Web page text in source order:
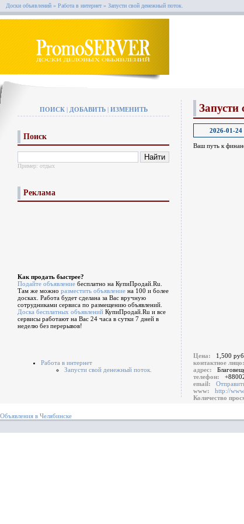
Доски объявлений » Работа в интернет» Запусти свой денежный поток.
ПОИСК| ДОБАВИТЬ| ИЗМЕНИТЬ
Поиск
Пример: отдых
Реклама
Как продать быстрее?
Подайте объявление бесплатно на КупиПродай.Ru.
Там же можно разместить объявление на 100 и более
досках. Работа будет сделана за Вас вручную
сотрудниками сервиса по размещению объявлений.
Доска бесплатных объявлений КупиПродай.Ru и все
сервисы работают на Вас 24 часа в сутки 7 дней в
неделю без перерывов!
Работа в интернет
Запусти свой денежный поток.
Запусти
2026-01-24
Ваш путь к
Цена:
1,500 руб.
контактное лицо:
адрес:
телефон:
email:
www:
http://
Количество
Объявления в Челябинске